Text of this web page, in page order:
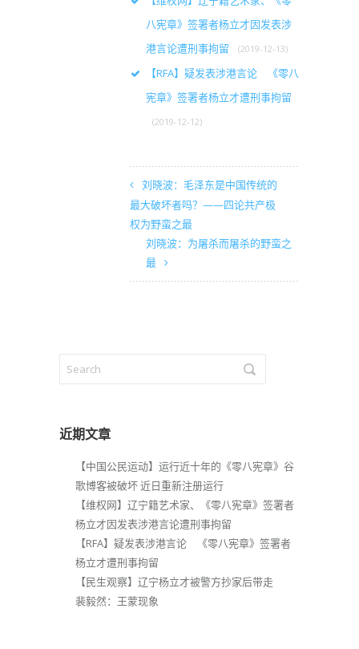
八宪章》签署者杨立才因发表涉
港言论遭刑事拘留
(2019-12-13)
【RFA】疑发表涉港言论 《零八
宪章》签署者杨立才遭刑事拘留
(2019-12-12)
刘晓波：毛泽东是中国传统的
最大破坏者吗？——四论共产极
权为野蛮之最
刘晓波：为屠杀而屠杀的野蛮之
最
近期文章
【中国公民运动】运行近十年的《零八宪章》谷
歌博客被破坏 近日重新注册运行
【维权网】辽宁籍艺术家、《零八宪章》签署者
杨立才因发表涉港言论遭刑事拘留
【RFA】疑发表涉港言论 《零八宪章》签署者
杨立才遭刑事拘留
【民生观察】辽宁杨立才被警方抄家后带走
裴毅然：王蒙现象